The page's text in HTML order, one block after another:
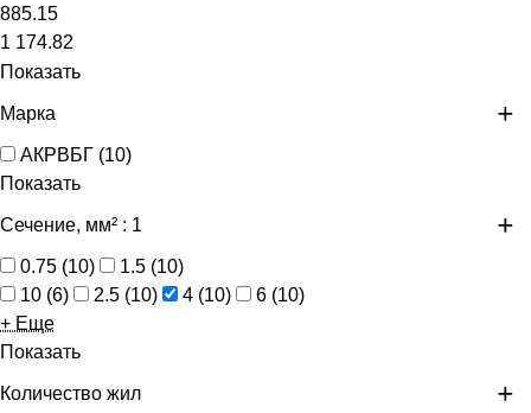
885.15
1 174.82
Показать
Марка
АКРВБГ (10)
Показать
Сечение, мм² : 1
0.75 (10) 1.5 (10)
10 (6) 2.5 (10) 4 (10) 6 (10)
+ Еще
Показать
Количество жил